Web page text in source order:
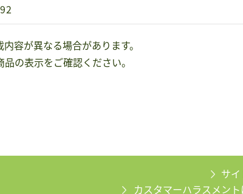
容が異なる場合があります。
の表示をご確認ください。
サ
カスタマーハラスメン